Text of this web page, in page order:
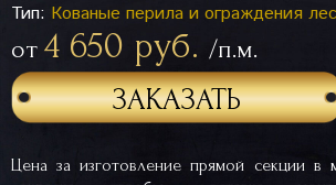
Тип: Кованые перила и ограждения
от 4 650 руб. /п.м.
ЗАКАЗАТЬ
Цена за изготовление прямой секции в